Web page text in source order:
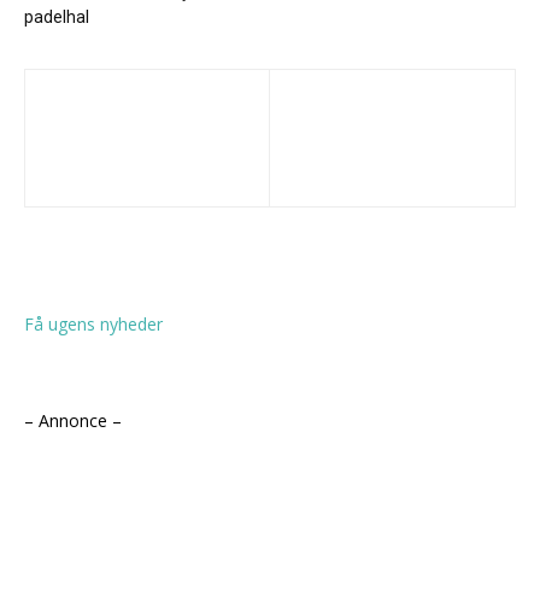
padelhal
Få ugens nyheder
– Annonce –